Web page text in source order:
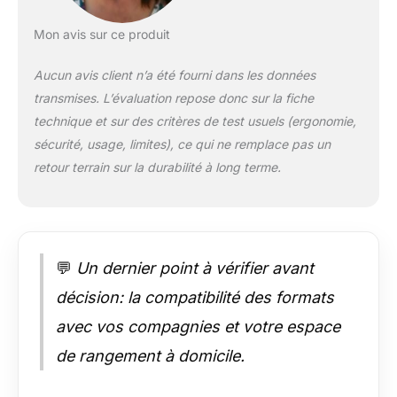
permet de ranger
plus de bagages
pour les voyages
plus longs ou les
souvenirs. Équipées
de doubles roues
toutes les directions.
Ergonomique et
Crochets Pratiques :
est équipé d'une
Mon avis sur ce produit
Aucun avis client n’a été fourni dans les données
transmises. L’évaluation repose donc sur la fiche
technique et sur des critères de test usuels (ergonomie,
sécurité, usage, limites), ce qui ne remplace pas un
retour terrain sur la durabilité à long terme.
💬 Un dernier point à vérifier avant
décision: la compatibilité des formats
avec vos compagnies et votre espace
de rangement à domicile.